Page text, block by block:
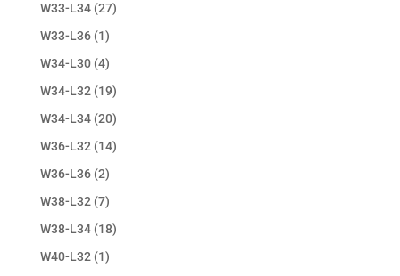
W33-L34 (27)
W33-L36 (1)
W34-L30 (4)
W34-L32 (19)
W34-L34 (20)
W36-L32 (14)
W36-L36 (2)
W38-L32 (7)
W38-L34 (18)
W40-L32 (1)